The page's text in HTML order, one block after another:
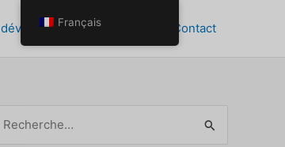
personnel Contact
Français